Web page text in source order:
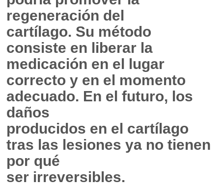
regeneración del
cartílago. Su método
consiste en liberar la
medicación en el lugar
correcto y en el momento
adecuado. En el futuro, los
daños
producidos en el cartílago
tras las lesiones ya no tienen
por qué
ser irreversibles.